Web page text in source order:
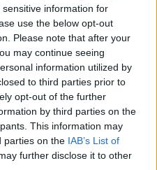
information for
use the below opt-out
Please note that after your
may continue seeing
information utilized by
to third parties prior to
opt-out of the further
by third parties on the
This information may
parties on the IAB’s List of
further disclose it to other